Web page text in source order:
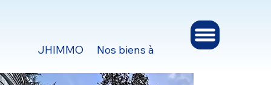
JHIMMO Nos biens à vendre et à louer